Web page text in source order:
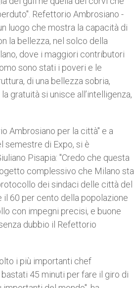
Refettorio Ambrosiano -
luogo che mostra la capacità di
la bellezza, nel solco della
dove i maggiori contributori
sono stati i poveri e le
di una bellezza sobria,
gratuità si unisce all’intelligenza,
Ambrosiano per la città" e a
semestre di Expo, si è
Pisapia: "Credo che questa
complessivo che Milano sta
dei sindaci delle città del
il 60 per cento della popolazione
con impegni precisi, e buone
dubbio il Refettorio
i più importanti chef
45 minuti per fare il giro di